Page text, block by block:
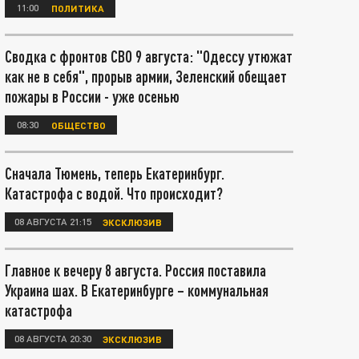
11:00 ПОЛИТИКА
Сводка с фронтов СВО 9 августа: "Одессу утюжат
как не в себя", прорыв армии, Зеленский обещает
пожары в России - уже осенью
08:30 ОБЩЕСТВО
Сначала Тюмень, теперь Екатеринбург.
Катастрофа с водой. Что происходит?
08 АВГУСТА 21:15 ЭКСКЛЮЗИВ
Главное к вечеру 8 августа. Россия поставила
Украина шах. В Екатеринбурге – коммунальная
катастрофа
08 АВГУСТА 20:30 ЭКСКЛЮЗИВ